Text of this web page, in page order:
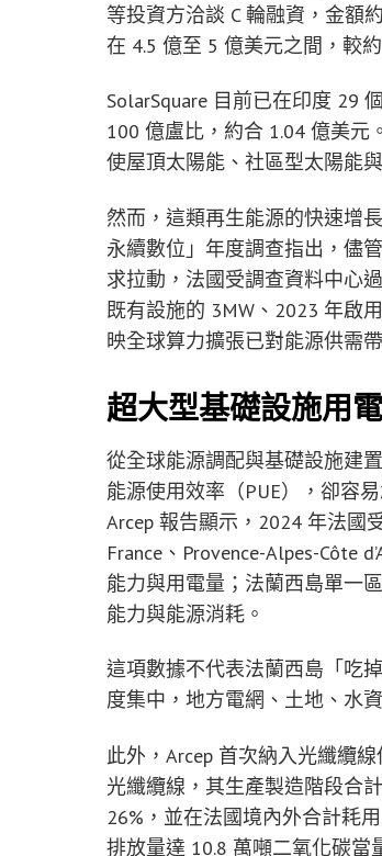
等投資方洽談 C 輪融資，金額
在 4.5 億至 5 億美元之間，較
SolarSquare 目前已在印度 29
100 億盧比，約合 1.04 億美元
使屋頂太陽能、社區型太陽能
然而，這類再生能源的快速增
永續數位」年度調查指出，儘
求拉動，法國受調查資料中心
既有設施的 3MW、2023 年啟
映全球算力擴張已對能源供需
超大型基礎設施用
從全球能源調配與基礎設施建
能源使用效率（PUE），卻容
Arcep 報告顯示，2024 年法國
France、Provence-Alpes-Côte
能力與用電量；法蘭西島單一
能力與能源消耗。
這項數據不代表法蘭西島「吃
度集中，地方電網、土地、水
此外，Arcep 首次納入光纖纜
光纖纜線，其生產製造階段合
26%，並在法國境內外合計耗
排放量達 10.8 萬噸二氧化碳